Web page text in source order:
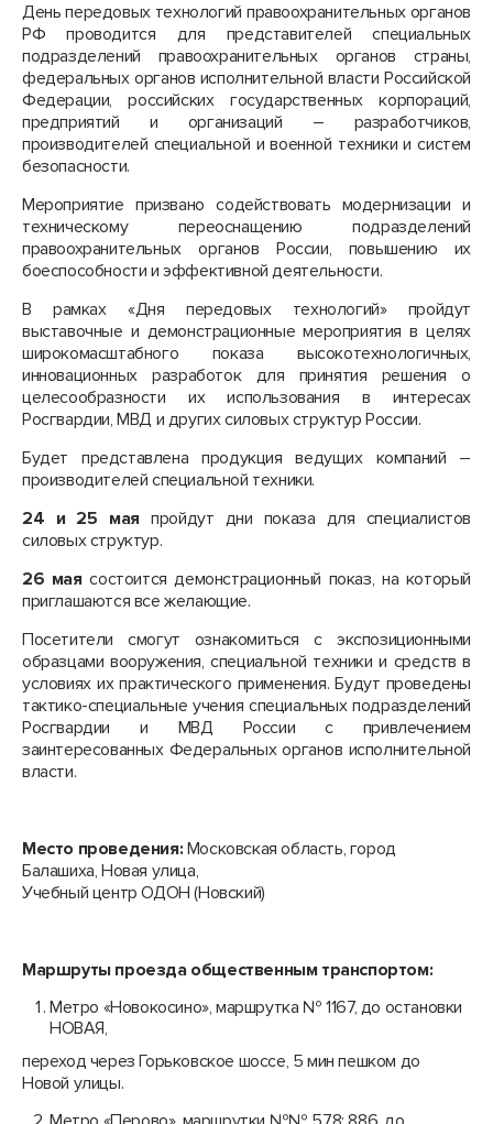
День передовых технологий правоохранительных органов
РФ проводится для представителей специальных
подразделений правоохранительных органов страны,
федеральных органов исполнительной власти Российской
Федерации, российских государственных корпораций,
предприятий и организаций – разработчиков,
производителей специальной и военной техники и систем
безопасности.
Мероприятие призвано содействовать модернизации и
техническому переоснащению подразделений
правоохранительных органов России, повышению их
боеспособности и эффективной деятельности.
В рамках «Дня передовых технологий» пройдут
выставочные и демонстрационные мероприятия в целях
широкомасштабного показа высокотехнологичных,
инновационных разработок для принятия решения о
целесообразности их использования в интересах
Росгвардии, МВД и других силовых структур России.
Будет представлена продукция ведущих компаний –
производителей специальной техники.
24 и 25 мая пройдут дни показа для специалистов
силовых структур.
26 мая состоится демонстрационный показ, на который
приглашаются все желающие.
Посетители смогут ознакомиться с экспозиционными
образцами вооружения, специальной техники и средств в
условиях их практического применения. Будут проведены
тактико-специальные учения специальных подразделений
Росгвардии и МВД России с привлечением
заинтересованных Федеральных органов исполнительной
власти.
Место проведения: Московская область, город
Балашиха, Новая улица,
Учебный центр ОДОН (Новский)
Маршруты проезда общественным транспортом:
Метро «Новокосино», маршрутка № 1167, до остановки
НОВАЯ,
переход через Горьковское шоссе, 5 мин пешком до
Новой улицы.